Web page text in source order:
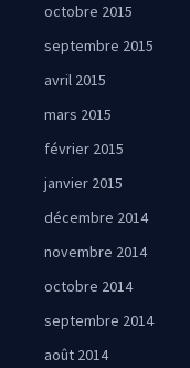
octobre 2015
septembre 2015
avril 2015
mars 2015
février 2015
janvier 2015
décembre 2014
novembre 2014
octobre 2014
septembre 2014
août 2014